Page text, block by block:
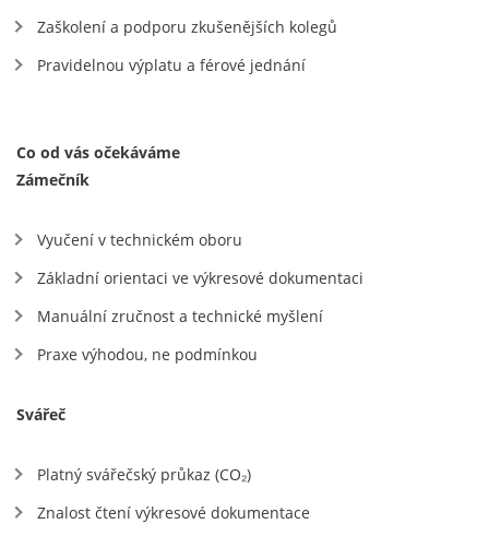
Zaškolení a podporu zkušenějších kolegů
Pravidelnou výplatu a férové jednání
Co od vás očekáváme
Zámečník
Vyučení v technickém oboru
Základní orientaci ve výkresové dokumentaci
Manuální zručnost a technické myšlení
Praxe výhodou, ne podmínkou
Svářeč
Platný svářečský průkaz (CO₂)
Znalost čtení výkresové dokumentace